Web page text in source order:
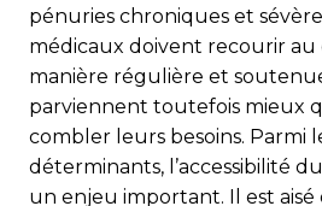
pénuries chroniques et
médicaux doivent recourir au
manière régulière et
parviennent toutefois mieux
combler leurs besoins. Parmi
déterminants, l’accessibilité
un enjeu important. Il est